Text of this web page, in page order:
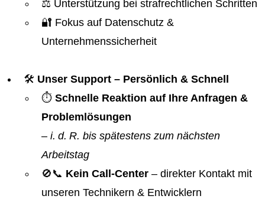
⚖️ Unterstützung bei strafrechtlichen Schritten
🔐 Fokus auf Datenschutz &
Unternehmenssicherheit
🛠️ Unser Support – Persönlich & Schnell
⏱️ Schnelle Reaktion auf Ihre Anfragen &
Problemlösungen
– i. d. R. bis spätestens zum nächsten
Arbeitstag
🚫📞 Kein Call-Center – direkter Kontakt mit
unseren Technikern & Entwicklern